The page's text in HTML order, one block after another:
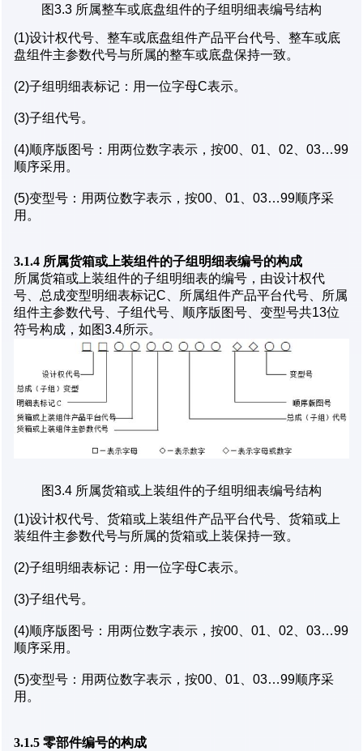
图3.3 所属整车或底盘组件的子组明细表编号结构
(1)设计权代号、整车或底盘组件产品平台代号、整车或底
盘组件主参数代号与所属的整车或底盘保持一致。
(2)子组明细表标记：用一位字母C表示。
(3)子组代号。
(4)顺序版图号：用两位数字表示，按00、01、02、03…99
顺序采用。
(5)变型号：用两位数字表示，按00、01、03…99顺序采
用。
3.1.4 所属货箱或上装组件的子组明细表编号的构成
所属货箱或上装组件的子组明细表的编号，由设计权代
号、总成变型明细表标记C、所属组件产品平台代号、所属
组件主参数代号、子组代号、顺序版图号、变型号共13位
符号构成，如图3.4所示。
图3.4 所属货箱或上装组件的子组明细表编号结构
(1)设计权代号、货箱或上装组件产品平台代号、货箱或上
装组件主参数代号与所属的货箱或上装保持一致。
(2)子组明细表标记：用一位字母C表示。
(3)子组代号。
(4)顺序版图号：用两位数字表示，按00、01、02、03…99
顺序采用。
(5)变型号：用两位数字表示，按00、01、03…99顺序采
用。
3.1.5 零部件编号的构成